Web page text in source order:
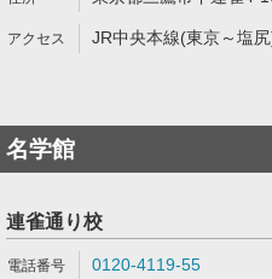
JR中央本線(東京～塩
名学館
連雀通り校
0120-4119-55